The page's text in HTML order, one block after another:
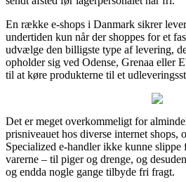
En række e-shops i Danmark sikrer
undertiden kun når der shoppes for et
udvælge den billigste type af levering,
opholder sig ved Odense, Grenaa eller
til at køre produkterne til et
Det er meget overkommeligt for
prisniveauet hos diverse internet shops,
Specialized e-handler ikke kunne slippe
varerne – til piger og drenge, og
og endda nogle gange tilbyde fri fragt.